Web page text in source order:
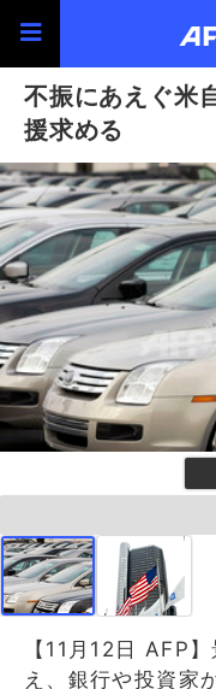
不振にあえぐ米
援求める
【11月12日 AFP
え、銀行や投資家